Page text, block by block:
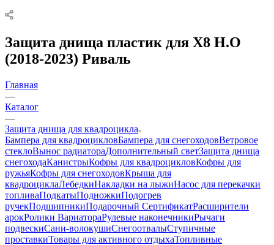
Защита днища пластик для X8 H.O
(2018-2023) Риваль
Главная
—
Каталог
—
Защита днища для квадроцикла
Бампера для квадроцикловБампера для снегоходовВетровое
стеклоВынос радиатораДополнительный светЗащита днища
снегоходаКанистрыКофры для квадроцикловКофры для
ружьяКофры для снегоходовКрыша для
квадроциклаЛебедкиНакладки на лыжиНасос для перекачки
топливаПодкатыПодножкиПодогрев
ручекПодшипникиПодарочный СертификатРасширители
арокРолики ВариатораРулевые наконечникиРычаги
подвескиСани-волокушиСнегоотвалыСтупичные
проставкиТовары для активного отдыхаТопливные